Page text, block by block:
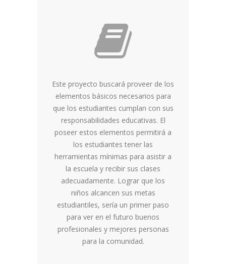
Este proyecto buscará proveer de los
elementos básicos necesarios para
que los estudiantes cumplan con sus
responsabilidades educativas. El
poseer estos elementos permitirá a
los estudiantes tener las
herramientas mínimas para asistir a
la escuela y recibir sus clases
adecuadamente. Lograr que los
niños alcancen sus metas
estudiantiles, sería un primer paso
para ver en el futuro buenos
profesionales y mejores personas
para la comunidad.